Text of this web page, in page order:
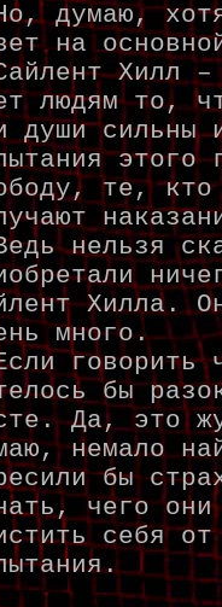
думаю, хотя
на
Хилл –
людям то,
души сильны
этого
те, кто
нельзя
Хилла.
много.
говорить
бы
Да, это
немало
бы
чего
себя